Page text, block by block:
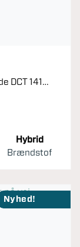
SW 1,6 GDI PHEV Plugin-hybrid Upgrade DCT 141HK Stc 6g Aut.
Hybrid
Brændstof
Nyhed!